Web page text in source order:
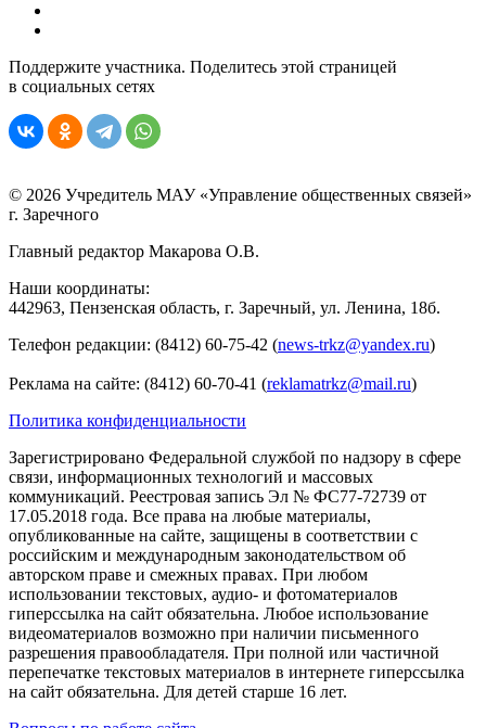
Поддержите участника. Поделитесь этой страницей
в социальных сетях
© 2026 Учредитель МАУ «Управление общественных связей»
г. Заречного
Главный редактор Макарова О.В.
Наши координаты:
442963, Пензенская область, г. Заречный, ул. Ленина, 18б.
Телефон редакции: (8412) 60-75-42 (news-trkz@yandex.ru)
Реклама на сайте: (8412) 60-70-41 (reklamatrkz@mail.ru)
Политика конфиденциальности
Зарегистрировано Федеральной службой по надзору в сфере
связи, информационных технологий и массовых
коммуникаций. Реестровая запись Эл № ФС77-72739 от
17.05.2018 года. Все права на любые материалы,
опубликованные на сайте, защищены в соответствии с
российским и международным законодательством об
авторском праве и смежных правах. При любом
использовании текстовых, аудио- и фотоматериалов
гиперссылка на сайт обязательна. Любое использование
видеоматериалов возможно при наличии письменного
разрешения правообладателя. При полной или частичной
перепечатке текстовых материалов в интернете гиперссылка
на сайт обязательна. Для детей старше 16 лет.